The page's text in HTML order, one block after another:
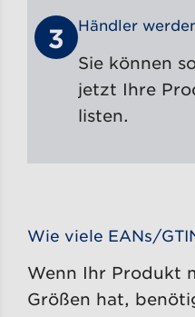
3 Händler
Sie können
jetzt Ihre
listen.
Wie viele EANs/
Wenn Ihr Produkt
Größen hat,